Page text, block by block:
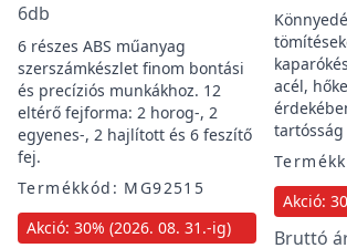
6db
6 részes ABS műanyag
szerszámkészlet finom bontási
és precíziós munkákhoz. 12
eltérő fejforma: 2 horog-, 2
egyenes-, 2 hajlított és 6 feszítő
fej.
Termékkód: MG92515
Akció: 30% (2026. 08. 31.-ig)
acél,
Akció:
Bruttó